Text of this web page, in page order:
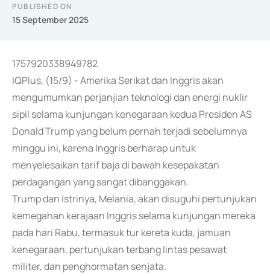
PUBLISHED ON
15 September 2025
1757920338949782
IQPlus, (15/9) - Amerika Serikat dan Inggris akan
mengumumkan perjanjian teknologi dan energi nuklir
sipil selama kunjungan kenegaraan kedua Presiden AS
Donald Trump yang belum pernah terjadi sebelumnya
minggu ini, karena Inggris berharap untuk
menyelesaikan tarif baja di bawah kesepakatan
perdagangan yang sangat dibanggakan.
Trump dan istrinya, Melania, akan disuguhi pertunjukan
kemegahan kerajaan Inggris selama kunjungan mereka
pada hari Rabu, termasuk tur kereta kuda, jamuan
kenegaraan, pertunjukan terbang lintas pesawat
militer, dan penghormatan senjata.